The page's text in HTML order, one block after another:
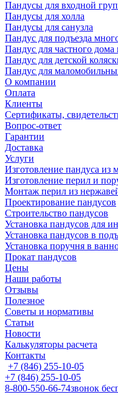
Пандусы для входной
Пандусы для холла
Пандусы для санузла
Пандус для подъезда
Пандус для частного дома
Пандус для детской
Пандус для
О компании
Оплата
Клиенты
Сертификаты,
Вопрос-ответ
Гарантии
Доставка
Услуги
Изготовление пандуса из
Изготовление перил и
Монтаж перил из
Проектирование пандусов
Строительство пандусов
Установка пандусов для
Установка пандусов в
Установка поручня в
Прокат пандусов
Цены
Наши работы
Отзывы
Полезное
Советы и нормативы
Статьи
Новости
Калькуляторы расчета
Контакты
+7 (846) 255-10-05
+7 (846) 255-10-05
8-800-550-66-74звонок